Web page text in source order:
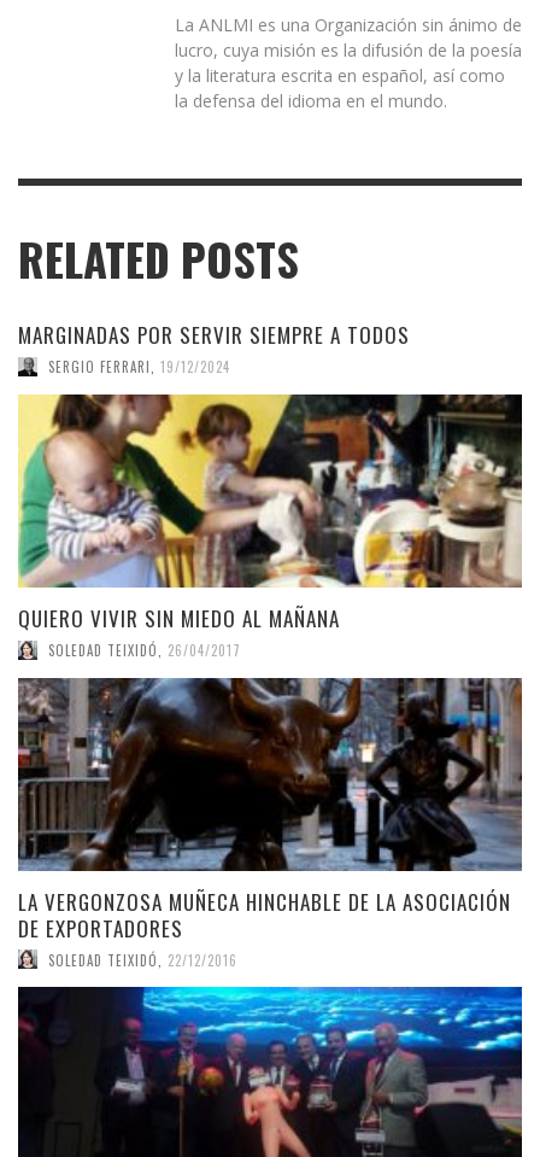
La ANLMI es una Organización sin ánimo de
lucro, cuya misión es la difusión de la poesía
y la literatura escrita en español, así como
la defensa del idioma en el mundo.
RELATED POSTS
MARGINADAS POR SERVIR SIEMPRE A TODOS
SERGIO FERRARI 19/12/2024
QUIERO VIVIR SIN MIEDO AL MAÑANA
SOLEDAD TEIXIDÓ 26/04/2017
LA VERGONZOSA MUÑECA HINCHABLE DE LA ASOCIACIÓN
DE EXPORTADORES
SOLEDAD TEIXIDÓ 22/12/2016